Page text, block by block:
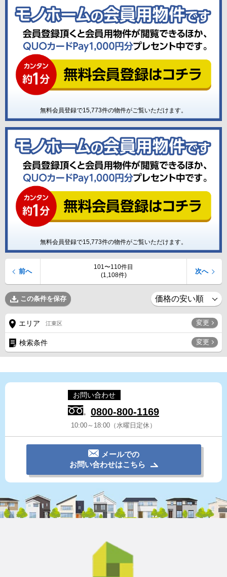
無料会員登録で15,773件の物件がご覧いただけます。
無料会員登録で15,773件の物件がご覧いただけます。
101〜110件目
(1,108件)
前へ 次へ
この条件を保存
エリア 江東区 変更
検索条件 変更
お問い合わせ
0800-800-1169
10:00～18:00（水曜日定休）
メールでの
お問い合わせはこちら